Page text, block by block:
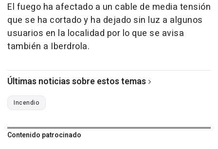
El fuego ha afectado a un cable de media tensión
que se ha cortado y ha dejado sin luz a algunos
usuarios en la localidad por lo que se avisa
también a Iberdrola.
Últimas noticias sobre estos temas
Incendio
Contenido patrocinado